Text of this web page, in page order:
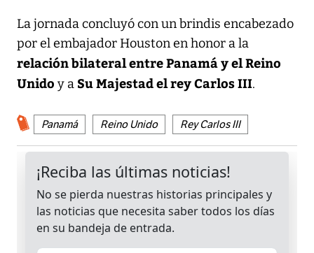
La jornada concluyó con un brindis encabezado
por el embajador Houston en honor a la
relación bilateral entre Panamá y el Reino
Unido y a Su Majestad el rey Carlos III.
Panamá Reino Unido Rey Carlos III